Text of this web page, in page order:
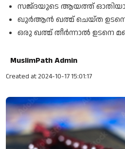
സജ്ദയുടെ ആയത്ത്
ഖുർആൻ ഖത്മ് ചെയ്ത
ഒരു ഖത്മ് തീർന്നാൽ ഉടനെ
MuslimPath Admin
Created at 2024-10-17 15:01:17